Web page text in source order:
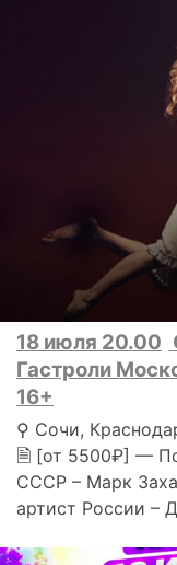
18 июля 20.00
Гастроли
16+
⚲ Сочи,
🗎 [от 5500₽] —
СССР – Марк
артист России –